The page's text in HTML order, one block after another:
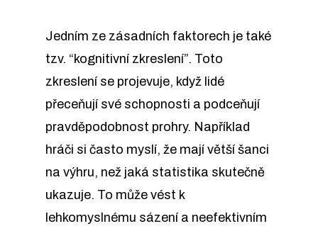
Jedním ze zásadních faktorech je také
tzv. “kognitivní zkreslení”. Toto
zkreslení se projevuje, když lidé
přeceňují své schopnosti a podceňují
pravděpodobnost prohry. Například
hráči si často myslí, že mají větší šanci
na výhru, než jaká statistika skutečně
ukazuje. To může vést k
lehkomyslnému sázení a neefektivním